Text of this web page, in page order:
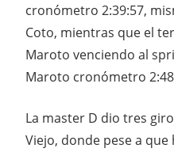
cronómetro 2:39:57,
Coto, mientras que el
Maroto venciendo al
Maroto cronómetro
La master D dio tres
Viejo, donde pese a